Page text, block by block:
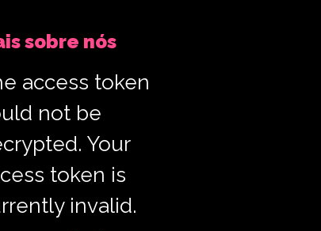
sobre nós
access token
not be
Your
token is
invalid.